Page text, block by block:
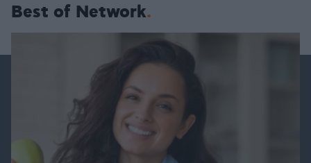
Best of Network